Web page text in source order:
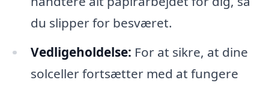
du slipper for besværet.
Vedligeholdelse: For at sikre, at dine
solceller fortsætter med at fungere